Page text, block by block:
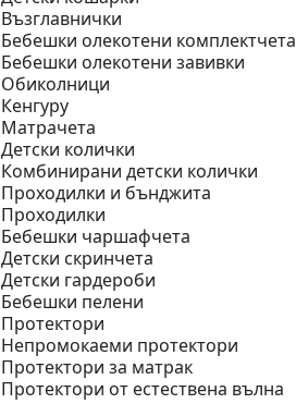
Възглавнички
Бебешки oлекотени комплектчета
Бебешки олекотени завивки
Обиколници
Кенгуру
Матрачета
Детски колички
Комбинирани детски колички
Проходилки и бънджита
Проходилки
Бебешки чаршафчета
Детски скринчета
Детски гардероби
Бебешки пелени
Протектори
Непромокаеми протектори
Протектори за матрак
Протектори от естествена вълна